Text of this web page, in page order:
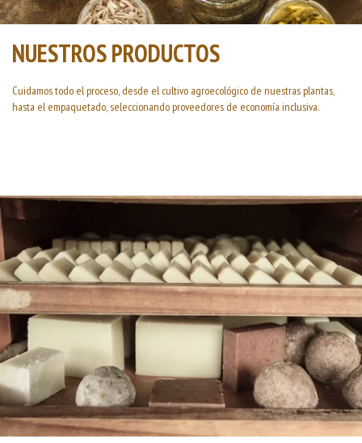
NUESTROS PRODUCTOS
Cuidamos todo el proceso, desde el cultivo agroecológico de nuestras plantas,
hasta el empaquetado, seleccionando proveedores de economía inclusiva.